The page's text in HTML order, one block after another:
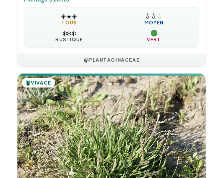
☀️☀️☀️
TOUS
💧 💧 💧
MOYEN
❄️❄️❄️
RUSTIQUE VERT
🍃PLANTAGINACEAE
🪴VIVACE